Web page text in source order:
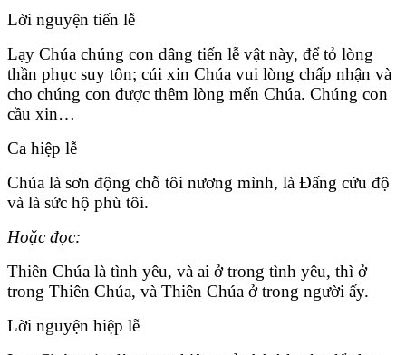
Lời nguyện tiến lễ
Lạy Chúa chúng con dâng tiến lễ vật này, để tỏ lòng
thần phục suy tôn; cúi xin Chúa vui lòng chấp nhận và
cho chúng con được thêm lòng mến Chúa. Chúng con
cầu xin…
Ca hiệp lễ
Chúa là sơn động chỗ tôi nương mình, là Đấng cứu độ
và là sức hộ phù tôi.
Hoặc đọc:
Thiên Chúa là tình yêu, và ai ở trong tình yêu, thì ở
trong Thiên Chúa, và Thiên Chúa ở trong người ấy.
Lời nguyện hiệp lễ